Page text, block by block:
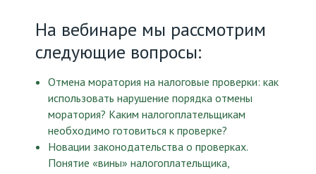
На вебинаре мы рассмотрим
следующие вопросы:
Отмена моратория на налоговые проверки: как
использовать нарушение порядка отмены
моратория? Каким налогоплательщикам
необходимо готовиться к проверке?
Новации законодательства о проверках.
Понятие «вины» налогоплательщика,